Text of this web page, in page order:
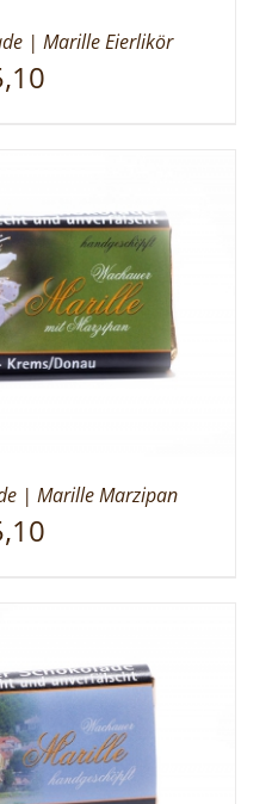
| Marille Eierlikör
| Marille Marzipan